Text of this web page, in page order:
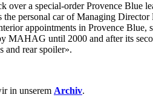
over a special-order Provence Blue
personal car of Managing
appointments in Provence Blue,
MAHAG until 2000 and after its
and rear spoiler».
in unserem Archiv.